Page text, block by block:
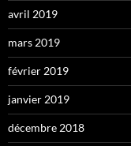
avril 2019
mars 2019
février 2019
janvier 2019
décembre 2018